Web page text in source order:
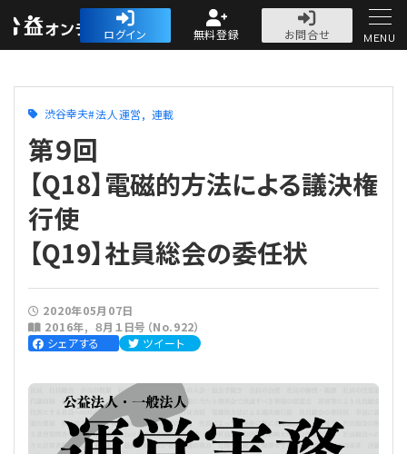
公益・一般法人オ
ログイン 無料登録
お問合せ
人気記事
法人運営
法人運営
理事会
評議員会・社員総会
会計・税務
会計・税務
定期提出書類
MENU
渋谷幸夫 法人運営 連載
第９回
【Q18】電磁的方法による議決権
行使
【Q19】社員総会の委任状
2020年05月07日
2016年
８月１日号（No.922）
シェアする
ツイート